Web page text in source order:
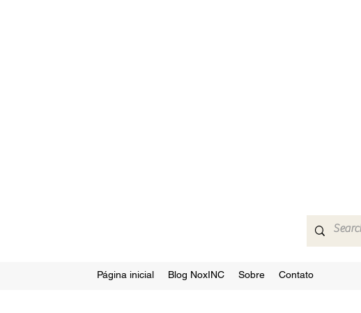
Página inicial Blog NoxINC Sobre Contato